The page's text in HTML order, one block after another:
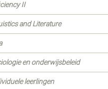
II
and Literature
en onderwijsbeleid
leerlingen